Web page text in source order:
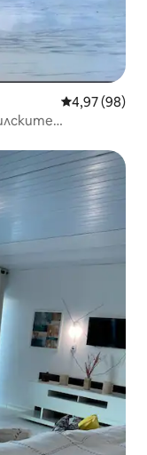
Средна
4,97 (98)